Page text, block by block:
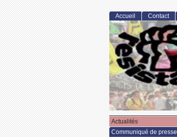
Accueil Contact
Actualités
Communiqué de presse